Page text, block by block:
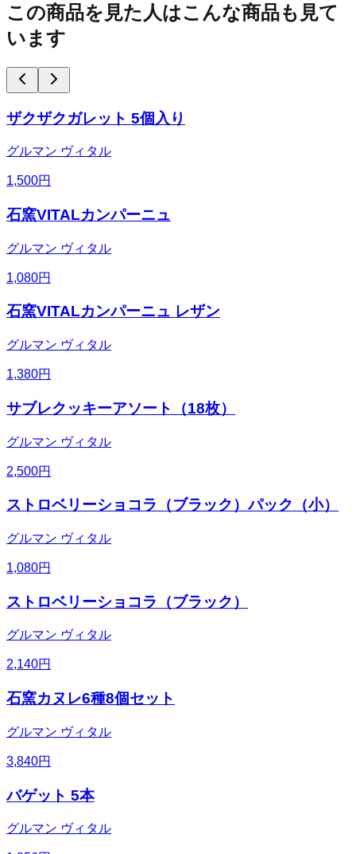
この商品を見た人はこんな商品も見て
います
ザクザクガレット 5個入り
グルマン ヴィタル
1,500円
石窯VITALカンパーニュ
グルマン ヴィタル
1,080円
石窯VITALカンパーニュ レザン
グルマン ヴィタル
1,380円
サブレクッキーアソート（18枚）
グルマン ヴィタル
2,500円
ストロベリーショコラ（ブラック）パック（小）
グルマン ヴィタル
1,080円
ストロベリーショコラ（ブラック）
グルマン ヴィタル
2,140円
石窯カヌレ6種8個セット
グルマン ヴィタル
3,840円
バゲット 5本
グルマン ヴィタル